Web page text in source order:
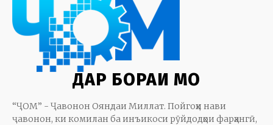
ДАР БОРАИ МО
“ҶОМ” - Ҷавонон Ояндаи Миллат. Пойгоҳи нави
ҷавонон, ки комилан ба инъикоси рӯйдодҳои фарҳангӣ,